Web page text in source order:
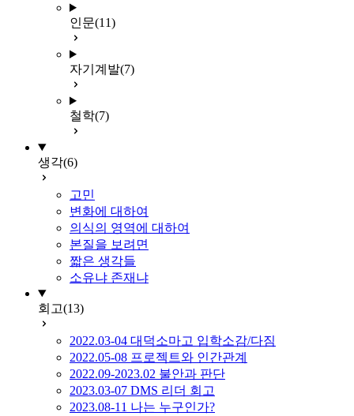
인문(11)
자기계발(7)
철학(7)
생각(6)
고민
변화에 대하여
의식의 영역에 대하여
본질을 보려면
짧은 생각들
소유냐 존재냐
회고(13)
2022.03-04 대덕소마고 입학소감/다짐
2022.05-08 프로젝트와 인간관계
2022.09-2023.02 불안과 판단
2023.03-07 DMS 리더 회고
2023.08-11 나는 누구인가?